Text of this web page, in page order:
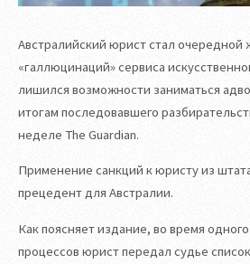
Австралийский юрист стал очередной
«галлюцинаций» сервиса
лишился возможности заниматься
итогам последовавшего
неделе The Guardian.
Применение санкций к юристу из
прецедент для Австралии.
Как поясняет издание, во время
процессов юрист передал судье